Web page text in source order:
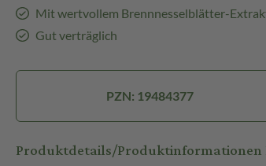
Mit wertvollem Brennnesselblätter-
Gut verträglich
PZN: 19484377
Produktdetails/Produktinformationen